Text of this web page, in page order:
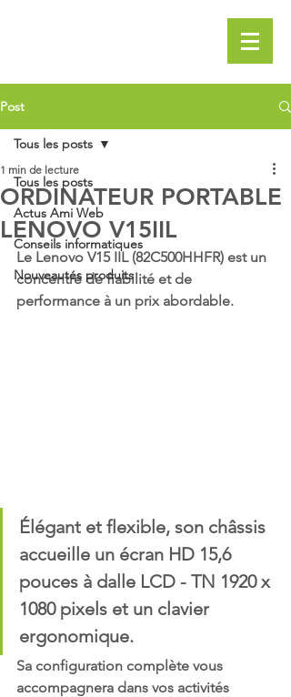
Post
Tous les posts
Actus Ami Web
Conseils informatiques
Nouveautés produits
Tous les posts
ORDINATEUR PORTABLE
LENOVO V15IIL
1 min de lecture
Le Lenovo V15 IIL (82C500HHFR) est un
concentré de fiabilité et de
performance à un prix abordable.
Élégant et flexible, son châssis
accueille un écran HD 15,6
pouces à dalle LCD - TN 1920 x
1080 pixels et un clavier
ergonomique.
Sa configuration complète vous
accompagnera dans vos activités